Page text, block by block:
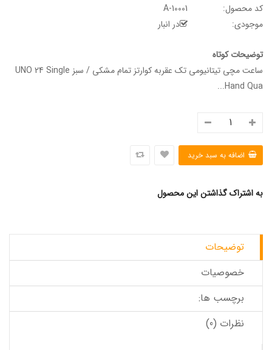
کد محصول:
موجودی:
در انبار
توضیحات کوتاه
ساعت مچی تیتانیومی تک عقربه کوارتز تمام مشکی / سبز UNO 24 Single
Hand Qua...
به اشتراک گذاشتن این محصول
توضیحات
خصوصیات
برچسب ها:
نظرات (0)